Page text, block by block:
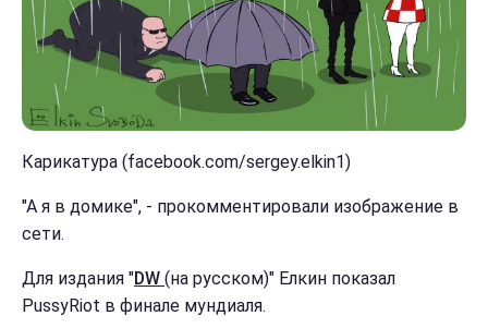
Карикатура (facebook.com/sergey.elkin1)
"А я в домике", - прокомментировали изображение в
сети.
Для издания "DW (на русском)" Елкин показал
PussyRiot в финале мундиаля.